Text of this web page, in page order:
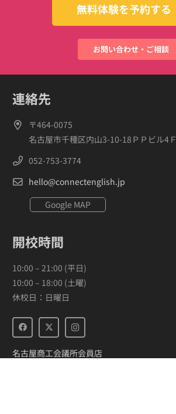
無料体験を予約する
お問い合わせ・ご相談
連絡先
〒464-0075
名古屋市千種区内山3-10-18ＰＰビル4Ｆ
052-753-3774
hello@connectenglish.jp
Google MAP
開校時間
10:00 – 21:00 (平日)
10:00 – 18:00 (土曜)
休校日：日曜日
名古屋商工会議所会員店